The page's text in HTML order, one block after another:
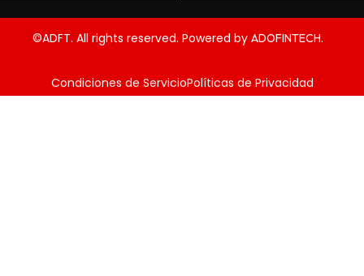
©ADFT. All rights reserved. Powered by ADOFINTECH.
Condiciones de ServicioPolíticas de Privacidad